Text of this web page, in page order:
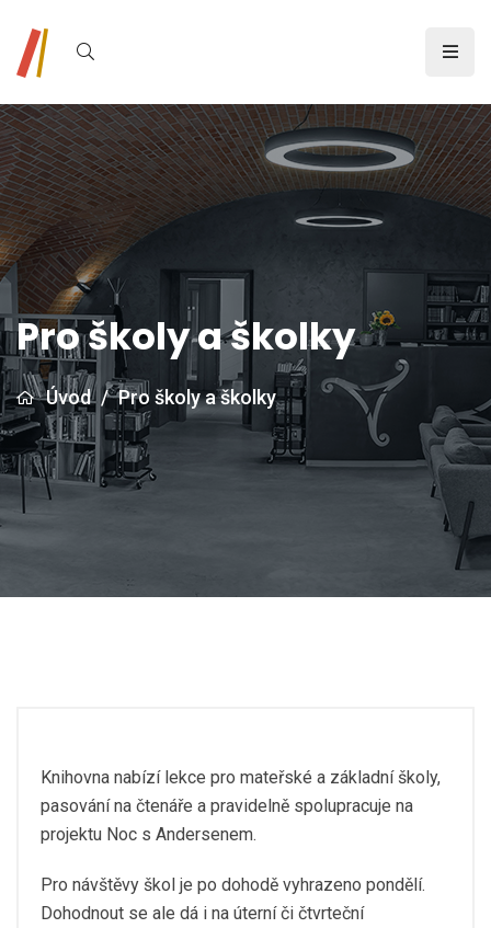
Pro školy a školky
Úvod / Pro školy a školky
Knihovna nabízí lekce pro mateřské a základní školy,
pasování na čtenáře a pravidelně spolupracuje na
projektu Noc s Andersenem.
Pro návštěvy škol je po dohodě vyhrazeno pondělí.
Dohodnout se ale dá i na úterní či čtvrteční